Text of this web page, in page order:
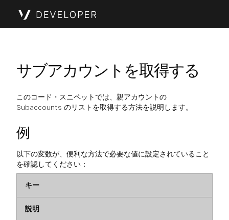
サブアカウントを取得する
このコード・スニペットでは、親アカウントの
Subaccounts のリストを取得する方法を説明します。
例
以下の変数が、便利な方法で必要な値に設定されていること
を確認してください：
キー
説明